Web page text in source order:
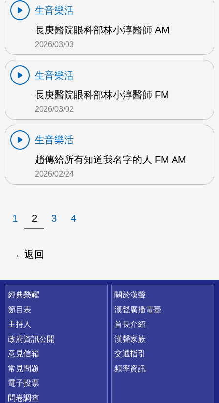
生音樂活
長庚醫院眼科部林小淳醫師 AM
2026/03/03
生音樂活
長庚醫院眼科部林小淳醫師 FM
2026/03/02
生音樂活
趙傳給所有知道我名字的人 FM AM
2026/02/24
1 2 3 4
返回
快速連結
經典榮耀
節目表
主持人
政府資訊公開
意見信箱
常見問題
電子投票
問卷調查
關於漢聲
漢聲廣播電臺
首長介紹
漢聲家族
交通指引
頻率資訊